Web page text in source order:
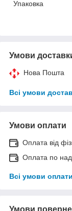
Упаковка
Умови
Нова Пошта
Всі умови
Умови оплати
Оплата від
Оплата по
Всі умови оплати
Умови